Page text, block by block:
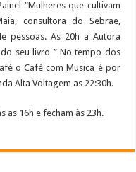
“Mulheres que cultivam
consultora do Sebrae,
pessoas. As 20h a Autora
seu livro ” No tempo dos
o Café com Musica é por
Alta Voltagem as 22:30h.
as 16h e fecham às 23h.